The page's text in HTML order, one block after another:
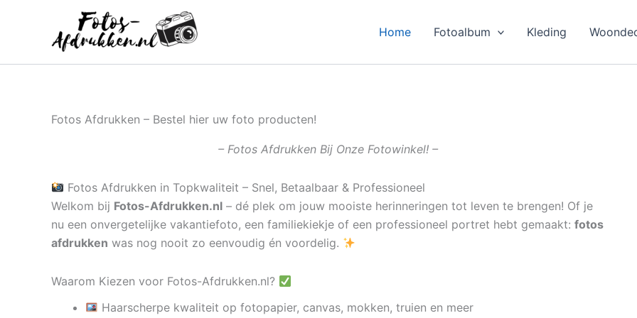
inhoud
Home Fotoalbum Kleding
Fotos Afdrukken – Bestel hier uw foto producten!
– Fotos Afdrukken Bij Onze Fotowinkel! –
Fotos Afdrukken in Topkwaliteit – Snel, Betaalbaar & Professioneel
Welkom bij Fotos-Afdrukken.nl – dé plek om jouw mooiste herinneringen tot leven te brengen! Of je
nu een onvergetelijke vakantiefoto, een familiekiekje of een professioneel portret hebt gemaakt: fotos
afdrukken was nog nooit zo eenvoudig én voordelig.
Waarom Kiezen voor Fotos-Afdrukken.nl?
Haarscherpe kwaliteit op fotopapier, canvas, mokken, truien en meer